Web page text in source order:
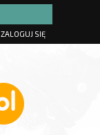
ZALOGUJ SIĘ